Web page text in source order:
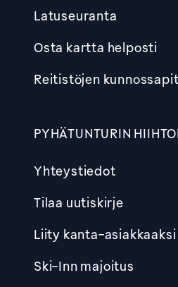
Latuseuranta
Osta kartta helposti
Reitistöjen
PYHÄTUNTURIN
Yhteystiedot
Tilaa uutiskirje
Liity kanta-asiakkaaksi
Ski-Inn majoitus